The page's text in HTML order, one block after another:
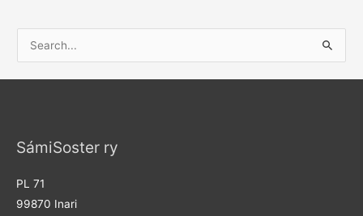
e
a
h
o
SámiSoster ry
PL 71
99870 Inari